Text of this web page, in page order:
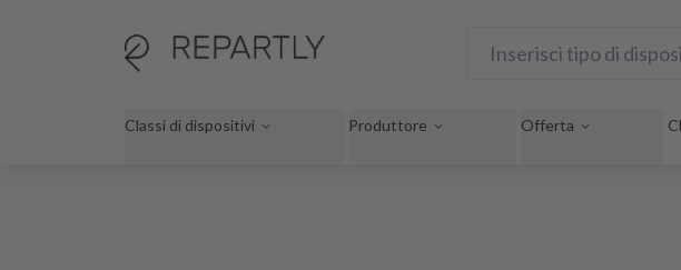
Classi di dispositivi Produttore Offerta